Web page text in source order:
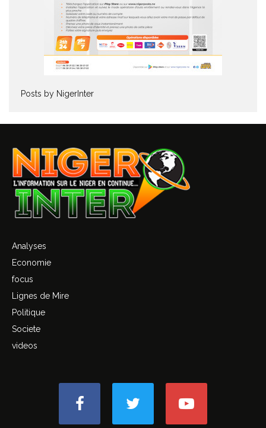
Posts by NigerInter
Analyses
Economie
focus
Lignes de Mire
Politique
Societe
videos